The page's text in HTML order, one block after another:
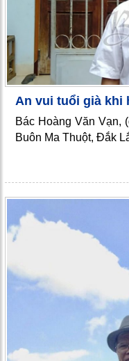
An vui tuổi già khi
Bác Hoàng Văn Vạn,
Buôn Ma Thuột, Đắk